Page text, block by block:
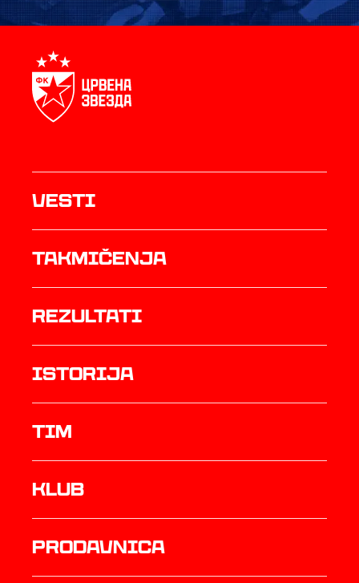
Vesti
Takmičenja
rezultati
istorija
TIM
Klub
prodavnica